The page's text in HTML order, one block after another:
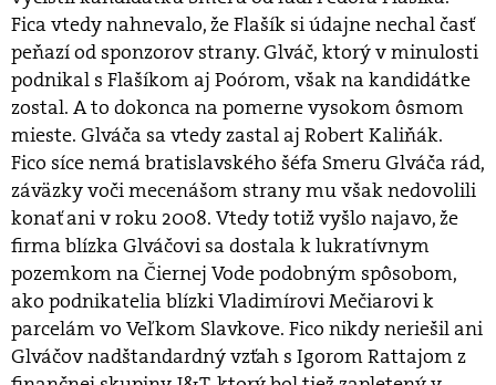
Fica vtedy nahnevalo, že Flašík si údajne nechal časť
peňazí od sponzorov strany. Glváč, ktorý v minulosti
podnikal s Flašíkom aj Poórom, však na kandidátke
zostal. A to dokonca na pomerne vysokom ôsmom
mieste. Glváča sa vtedy zastal aj Robert Kaliňák.
Fico síce nemá bratislavského šéfa Smeru Glváča rád,
záväzky voči mecenášom strany mu však nedovolili
konať ani v roku 2008. Vtedy totiž vyšlo najavo, že
firma blízka Glváčovi sa dostala k lukratívnym
pozemkom na Čiernej Vode podobným spôsobom,
ako podnikatelia blízki Vladimírovi Mečiarovi k
parcelám vo Veľkom Slavkove. Fico nikdy neriešil ani
Glváčov nadštandardný vzťah s Igorom Rattajom z